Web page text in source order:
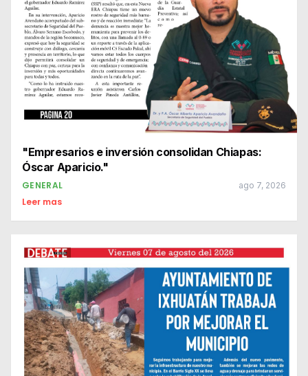
"Empresarios e inversión consolidan Chiapas:
GENERAL ago 7, 2026
Leer mas